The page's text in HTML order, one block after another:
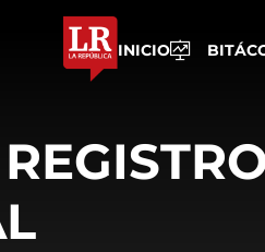
INICIO